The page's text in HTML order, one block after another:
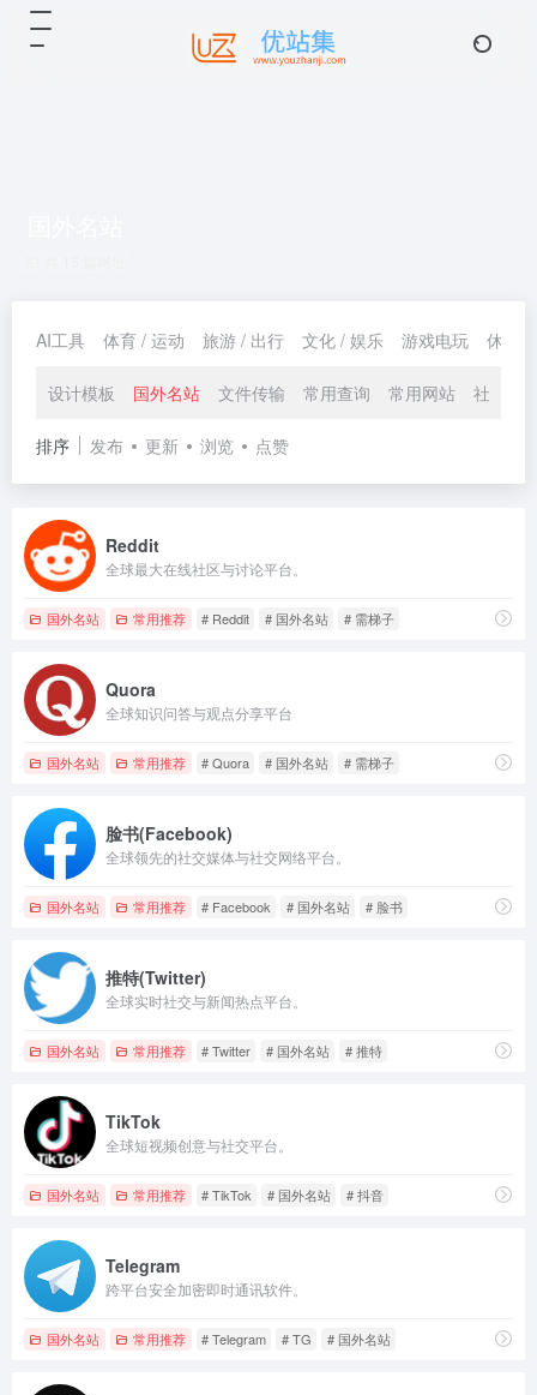
AI工具 体育 / 运动 旅游 / 出行 文化 / 娱乐 游戏电玩 休闲 /
设计模板 国外名站 文件传输 常用查询 常用网站 社区资
排序 发布 更新 浏览 点赞
Reddit
全球最大在线社区与讨论平台。
国外名站 常用推荐 # Reddit # 国外名站 # 需梯子
Quora
全球知识问答与观点分享平台
国外名站 常用推荐 # Quora # 国外名站 # 需梯子
脸书(Facebook)
全球领先的社交媒体与社交网络平台。
国外名站 常用推荐 # Facebook # 国外名站 # 脸书
推特(Twitter)
全球实时社交与新闻热点平台。
国外名站 常用推荐 # Twitter # 国外名站 # 推特
TikTok
全球短视频创意与社交平台。
国外名站 常用推荐 # TikTok # 国外名站 # 抖音
Telegram
跨平台安全加密即时通讯软件。
国外名站 常用推荐 # Telegram # TG # 国外名站